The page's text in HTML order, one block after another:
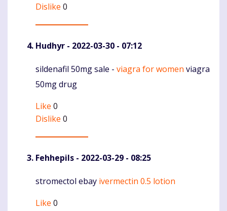
Dislike 0
Hudhyr - 2022-03-30 - 07:12
Komentaras
sildenafil 50mg sale - viagra for women viagra
50mg drug
Like 0
Dislike 0
Fehhepils - 2022-03-29 - 08:25
Komentaras
stromectol ebay ivermectin 0.5 lotion
Like 0